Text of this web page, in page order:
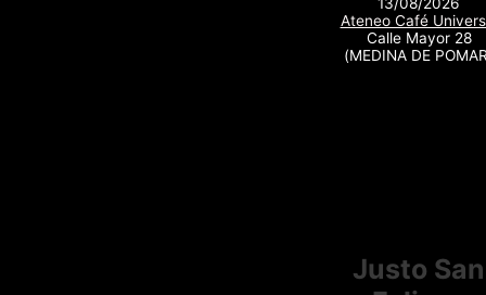
Ateneo Café
Calle Mayor 28
(MEDINA DE
Justo San